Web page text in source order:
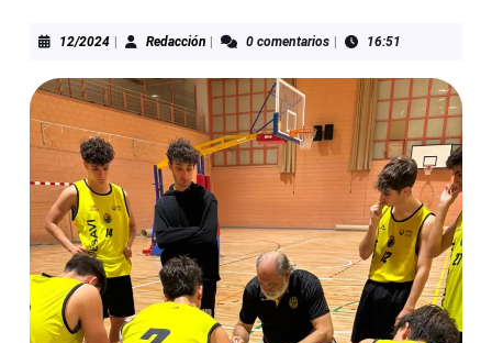
12/202412/2024RedacciónRedacción0 comentarios 16:51